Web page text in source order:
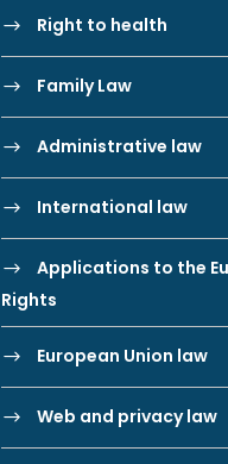
Right to health
Family Law
Administrative law
International law
Applications to the
Rights
European Union law
Web and privacy law